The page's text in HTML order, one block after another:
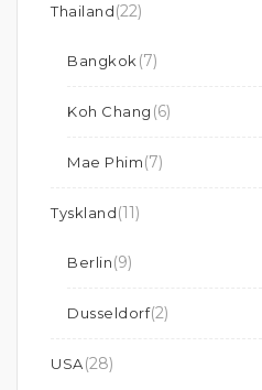
Thailand(22)
Bangkok (7)
Koh Chang (6)
Mae Phim(7)
Tyskland(11)
Berlin(9)
Dusseldorf(2)
USA(28)